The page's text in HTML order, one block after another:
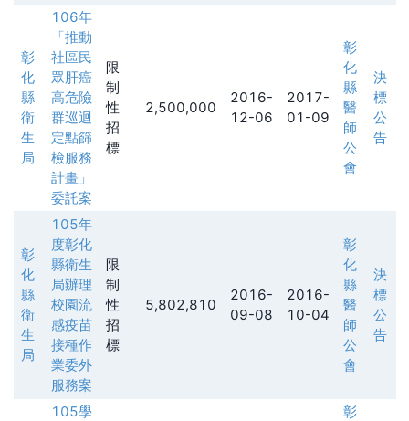
彰
化
縣
衛
生
局
106年
「推動
社區民
眾肝癌
高危險
群巡迴
定點篩
檢服務
計畫」
委託案
限
制
性
招
標
2,500,000
2016-
12-06
2017-
01-09
彰
化
縣
醫
師
公
會
決
標
公
告
彰
化
縣
衛
生
局
105年
度彰化
縣衛生
局辦理
校園流
感疫苗
接種作
業委外
服務案
限
制
性
招
標
5,802,810
2016-
09-08
2016-
10-04
彰
化
縣
醫
師
公
會
決
標
公
告
105學
彰